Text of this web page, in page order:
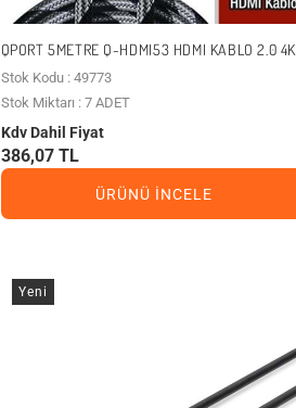
QPORT 5METRE Q-HDMI53 HDMI KABLO 2.0 4K
ALTIN UÇ
Stok Kodu : 49773
Stok Miktarı : 7 ADET
Kdv Dahil Fiyat
386,07 TL
ÜRÜNÜ İNCELE
Yeni